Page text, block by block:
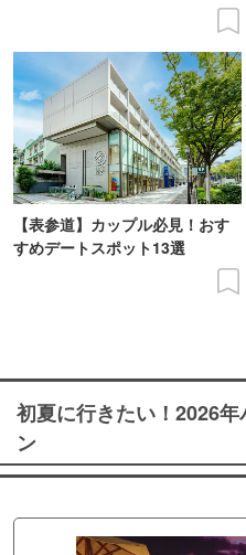
【表参道】カップル必見！おす
すめデートスポット13選
初夏に行きたい！2026
ン